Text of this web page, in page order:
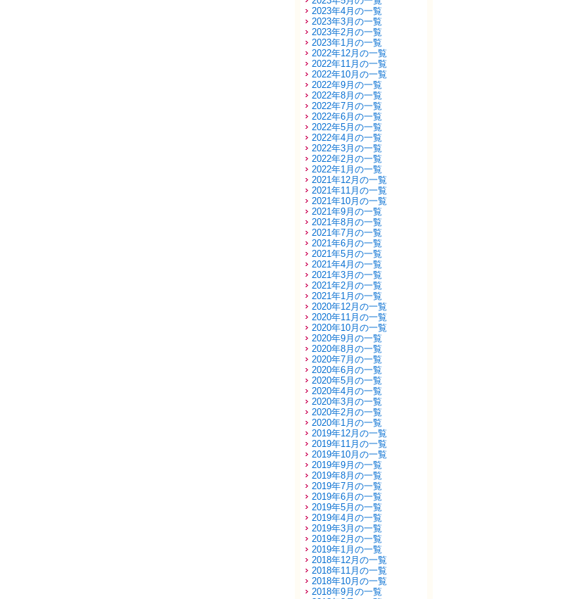
2023年4月の一覧
2023年3月の一覧
2023年2月の一覧
2023年1月の一覧
2022年12月の一覧
2022年11月の一覧
2022年10月の一覧
2022年9月の一覧
2022年8月の一覧
2022年7月の一覧
2022年6月の一覧
2022年5月の一覧
2022年4月の一覧
2022年3月の一覧
2022年2月の一覧
2022年1月の一覧
2021年12月の一覧
2021年11月の一覧
2021年10月の一覧
2021年9月の一覧
2021年8月の一覧
2021年7月の一覧
2021年6月の一覧
2021年5月の一覧
2021年4月の一覧
2021年3月の一覧
2021年2月の一覧
2021年1月の一覧
2020年12月の一覧
2020年11月の一覧
2020年10月の一覧
2020年9月の一覧
2020年8月の一覧
2020年7月の一覧
2020年6月の一覧
2020年5月の一覧
2020年4月の一覧
2020年3月の一覧
2020年2月の一覧
2020年1月の一覧
2019年12月の一覧
2019年11月の一覧
2019年10月の一覧
2019年9月の一覧
2019年8月の一覧
2019年7月の一覧
2019年6月の一覧
2019年5月の一覧
2019年4月の一覧
2019年3月の一覧
2019年2月の一覧
2019年1月の一覧
2018年12月の一覧
2018年11月の一覧
2018年10月の一覧
2018年9月の一覧